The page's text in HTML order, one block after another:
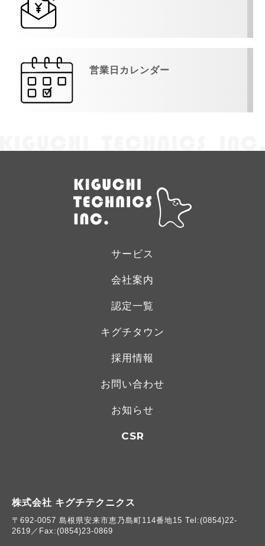
営業日カレンダー
サービス
会社案内
認定一覧
キグチタウン
採用情報
お問い合わせ
お知らせ
CSR
株式会社 キグチテクニクス
〒692-0057 島根県安来市恵乃島町114番地15 Tel:(0854)22-
2619／Fax:(0854)23-0869